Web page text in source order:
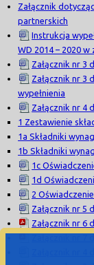
Załącznik
partnerskich
Instrukcja
WD 2014 – 2020 w
Załącznik nr 3
Załącznik nr 3
wypełnienia
Załącznik nr 4
1 Zestawienie
1a Składniki
1b Składniki
1c
1d
2
Załącznik nr 5
Załącznik nr 6